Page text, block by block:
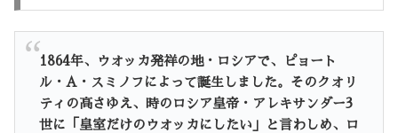
1864年、ウオッカ発祥の地・ロシアで、ピョート
ル・A・スミノフによって誕生しました。そのクオリ
ティの高さゆえ、時のロシア皇帝・アレキサンダー3
世に「皇室だけのウオッカにしたい」と言わしめ、ロ